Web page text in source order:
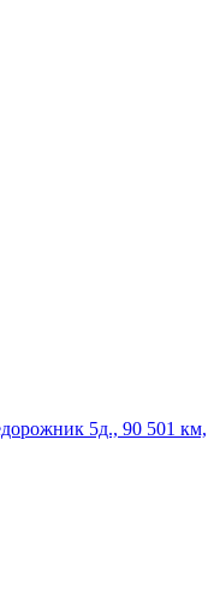
5д., 90 501 км,